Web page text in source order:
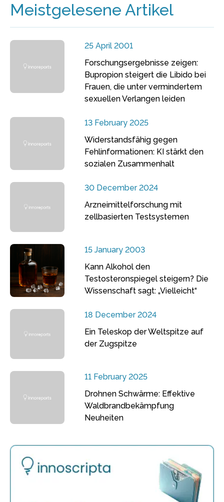
Meistgelesene Artikel
25 April 2001
Forschungsergebnisse zeigen:
Bupropion steigert die Libido bei
Frauen, die unter vermindertem
sexuellen Verlangen leiden
13 February 2025
Widerstandsfähig gegen
Fehlinformationen: KI stärkt den
sozialen Zusammenhalt
30 December 2024
Arzneimittelforschung mit
zellbasierten Testsystemen
15 January 2003
Kann Alkohol den
Testosteronspiegel steigern? Die
Wissenschaft sagt: „Vielleicht“
18 December 2024
Ein Teleskop der Weltspitze auf
der Zugspitze
11 February 2025
Drohnen Schwärme: Effektive
Waldbrandbekämpfung
Neuheiten